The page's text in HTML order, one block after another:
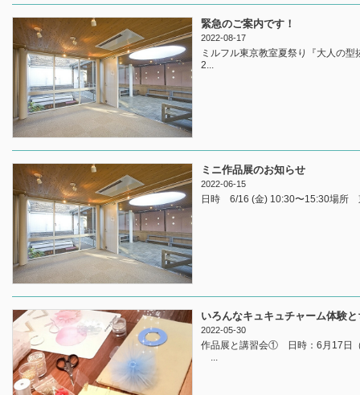
緊急のご案内です！
2022-08-17
ミルフル東京教室夏祭り『大人の
2...
ミニ作品展のお知らせ
2022-06-15
日時 6/16 (金) 10:30〜15:30場所
いろんなキュキュチャーム体験
2022-05-30
作品展と講習会① 日時：6月
...